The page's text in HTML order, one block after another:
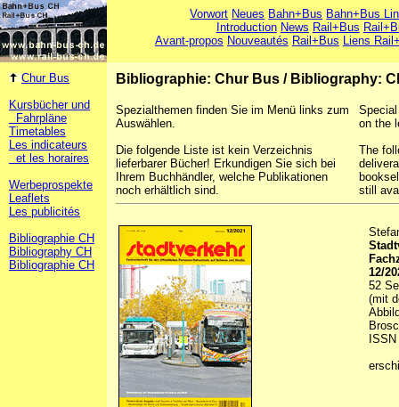
Vorwort Neues Bahn+Bus Bahn+Bus
Introduction News Rail+Bus
Avant-propos Nouveautés Rail+Bus Liens
Chur Bus
Kursbücher und
Fahrpläne
Timetables
Les indicateurs
et les horaires
Werbeprospekte
Leaflets
Les publicités
Bibliographie CH
Bibliography CH
Bibliographie CH
Bibliographie: Chur Bus / Bibliography:
Spezialthemen finden Sie im Menü links zum
Auswählen.
Die folgende Liste ist kein Verzeichnis
lieferbarer Bücher! Erkundigen Sie sich bei
Ihrem Buchhändler, welche Publikationen
noch erhältlich sind.
on the
The
still
12/
52
(mit